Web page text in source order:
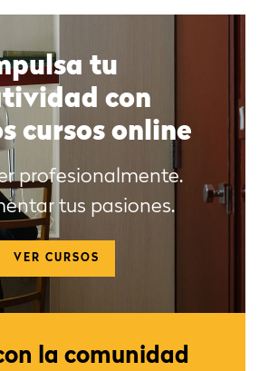
tu
con
cursos online
profesionalmente.
tus pasiones.
VER CURSOS
la comunidad